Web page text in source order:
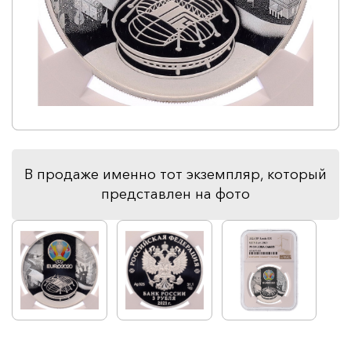
В продаже именно тот экземпляр, который
представлен на фото